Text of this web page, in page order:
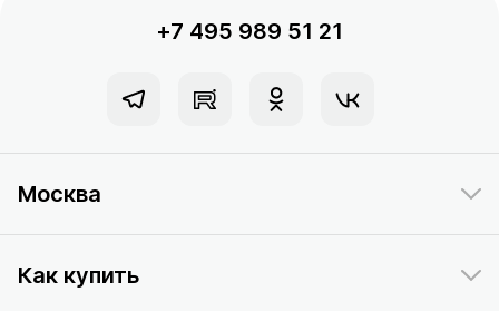
+7 495 989 51 21
Москва
Как купить